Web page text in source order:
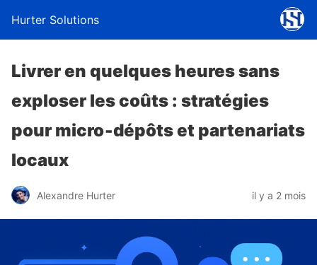
Hurter Solutions
Livrer en quelques heures sans
exploser les coûts : stratégies
pour micro‑dépôts et partenariats
locaux
Alexandre Hurter il y a 2 mois